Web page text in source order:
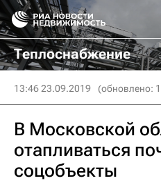
Теплоснабжение
13:46 23.09.2019 (обновлено:
В Московской
отапливаться
соцобъекты